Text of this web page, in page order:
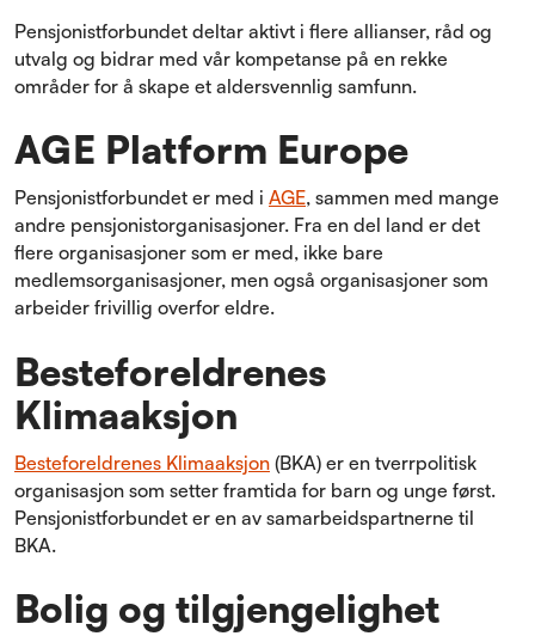
Pensjonistforbundet deltar aktivt i flere allianser, råd og
utvalg og bidrar med vår kompetanse på en rekke
områder for å skape et aldersvennlig samfunn.
AGE Platform Europe
Pensjonistforbundet er med i AGE, sammen med mange
andre pensjonistorganisasjoner. Fra en del land er det
flere organisasjoner som er med, ikke bare
medlemsorganisasjoner, men også organisasjoner som
arbeider frivillig overfor eldre.
Besteforeldrenes
Klimaaksjon
Besteforeldrenes Klimaaksjon (BKA) er en tverrpolitisk
organisasjon som setter framtida for barn og unge først.
Pensjonistforbundet er en av samarbeidspartnerne til
BKA.
Bolig og tilgjengelighet